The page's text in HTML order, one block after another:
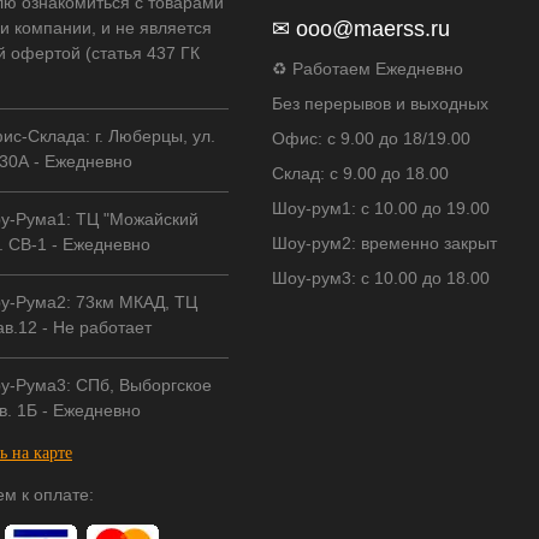
компании, и не является
офертой (статья 437 ГК
Склада: г. Люберцы, ул.
- Ежедневно
Рума1: ТЦ "Можайский
СВ-1 - Ежедневно
Рума2: 73км МКАД, ТЦ
- Не работает
Рума3: СПб, Выборгское
1Б - Ежедневно
на карте
к оплате:
✉ ooo@maerss.ru
♻ Работаем Ежедневно
Без перерывов и выходных
Офис: с 9.00 до 18/19.00
Склад: с 9.00 до 18.00
Шоу-рум1: с 10.00 до 19.00
Шоу-рум2: временно закрыт
Шоу-рум3: с 10.00 до 18.00